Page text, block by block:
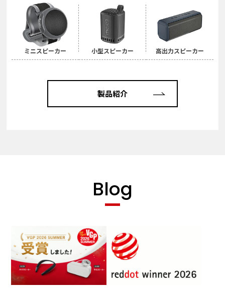
ミニスピーカー 小型スピーカー 高出力スピーカー
製品紹介
Blog